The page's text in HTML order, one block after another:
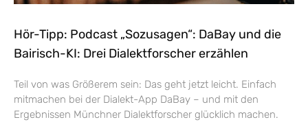
Hör-Tipp: Podcast „Sozusagen“: DaBay und die
Bairisch-KI: Drei Dialektforscher erzählen
Teil von was Größerem sein: Das geht jetzt leicht. Einfach
mitmachen bei der Dialekt-App DaBay – und mit den
Ergebnissen Münchner Dialektforscher glücklich machen.